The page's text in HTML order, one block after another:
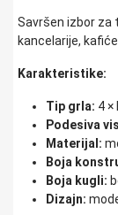
Savršen izbor za
kancelarije,
Karakteristike:
Tip grla: 4 ×
Podesiva
Materijal:
Boja
Boja kugli:
Dizajn: